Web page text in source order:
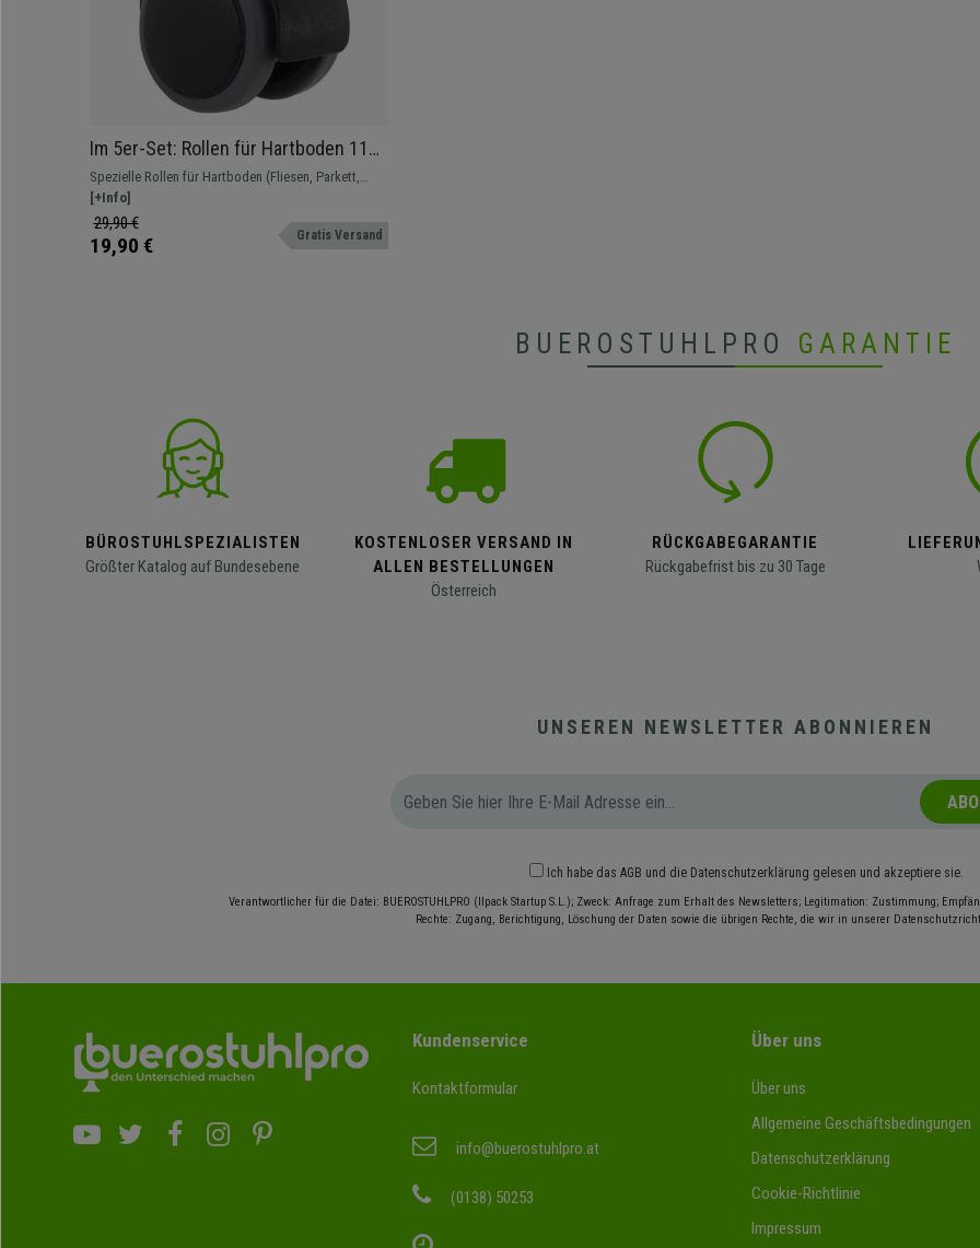
Im 5er-Set: Rollen für Hartboden 11
mm / 50 mm für Bürostühle auf
hartem Boden
Spezielle Rollen für Hartboden (Fliesen, Parkett,
usw.). Hinterlässt keine Kratzer oder Schrammen.
[+Info]
29,90 €
19,90 € Gratis Versand
BUEROSTUHLPRO GARANTIE
BÜROSTUHLSPEZIALISTEN
Größter Katalog auf Bundesebene
KOSTENLOSER VERSAND IN
ALLEN BESTELLUNGEN
Österreich
RÜCKGABEGARANTIE
Rückgabefrist bis zu 30 Tage
UNSEREN NEWSLETTER ABONNIEREN
Ich habe das AGB und die Datenschutzerklärung gelesen und akzeptiere sie.
Verantwortlicher für die Datei: BUEROSTUHLPRO (Ilpack Startup S.L.); Zweck: Anfrage zum Erhalt des Newsletters; Legitimation: Zustimmung;
Rechte: Zugang, Berichtigung, Löschung der Daten sowie die übrigen Rechte, die wir in unserer
Kundenservice
Kontaktformular
info@buerostuhlpro.at
(0138) 50253
Über uns
Über uns
Allgemeine Geschäftsbedingungen
Datenschutzerklärung
Cookie-Richtlinie
Impressum